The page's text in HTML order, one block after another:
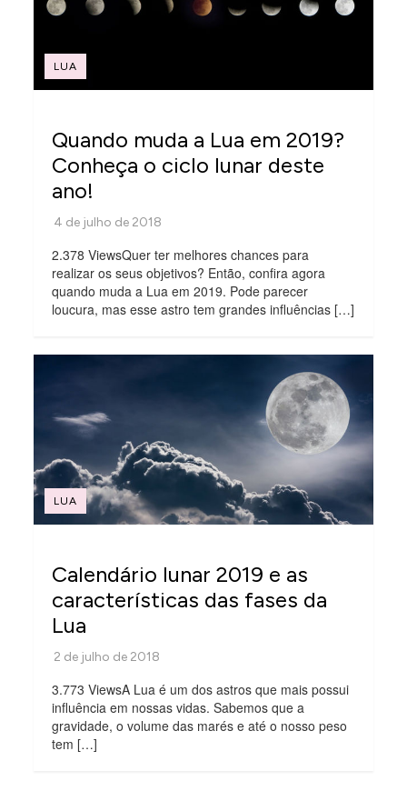
LUA
Quando muda a Lua em 2019?
Conheça o ciclo lunar deste
ano!
2.378 ViewsQuer ter melhores chances para
realizar os seus objetivos? Então, confira agora
quando muda a Lua em 2019. Pode parecer
loucura, mas esse astro tem grandes influências […]
LUA
Calendário lunar 2019 e as
características das fases da
Lua
3.773 ViewsA Lua é um dos astros que mais possui
influência em nossas vidas. Sabemos que a
gravidade, o volume das marés e até o nosso peso
tem […]